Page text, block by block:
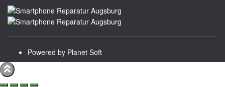
Powered by Planet Soft